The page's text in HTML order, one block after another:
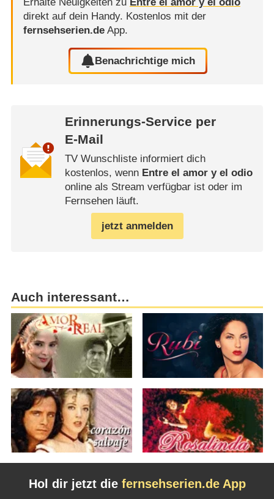
direkt auf dein Handy. Kostenlos mit der
fernsehserien.deApp.
Benachrichtige mich
Erinnerungs-Service per
E-Mail
TV Wunschliste informiert dich
kostenlos, wenn Entre el amor y el odio
online als Stream verfügbar ist oder im
Fernsehen läuft.
jetzt anmelden
Auch interessant…
Hol dir jetzt die fernsehserien.de App